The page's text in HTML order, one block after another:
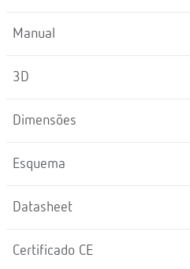
Manual
3D
Dimensões
Esquema
Datasheet
Certificado CE